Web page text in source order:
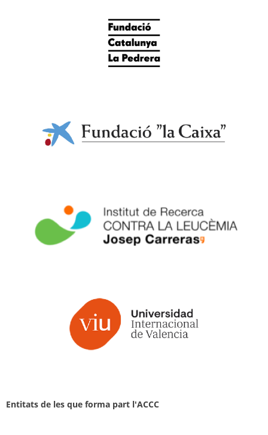
Entitats de les que forma part l'ACCC